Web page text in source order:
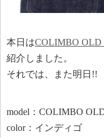
本日はCOLIMBO OLD
紹介しました。
それでは、また明日!!
model：COLIMBO
color：インディゴ